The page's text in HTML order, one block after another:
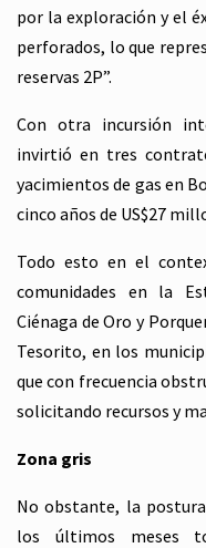
por la exploración y el
perforados, lo que
reservas 2P”.
Con otra incursión
invirtió en tres
yacimientos de gas en
cinco años de US$27
Todo esto en el
comunidades en la
Ciénaga de Oro y
Tesorito, en los
que con frecuencia
solicitando recursos y
Zona gris
No obstante, la
los últimos meses